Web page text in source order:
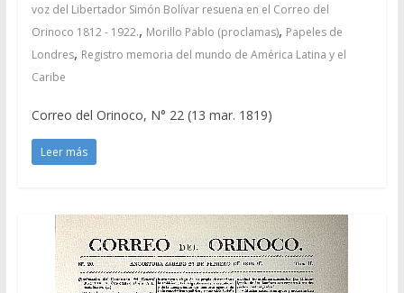
voz del Libertador Simón Bolívar resuena en el Correo del
Orinoco 1812 - 1922., Morillo Pablo (proclamas), Papeles de
Londres, Registro memoria del mundo de América Latina y el
Caribe
Correo del Orinoco, N° 22 (13 mar. 1819)
Leer más